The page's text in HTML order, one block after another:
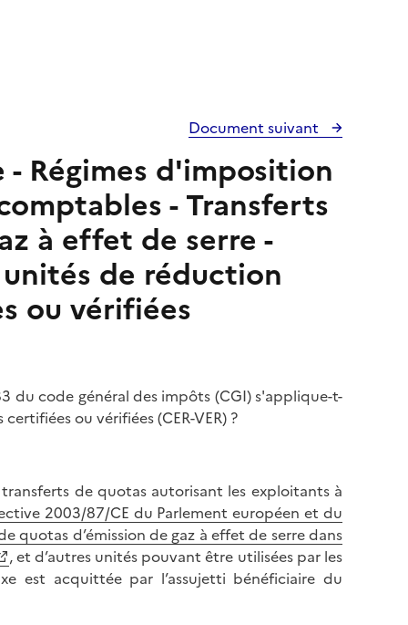
Document suivant
- Régimes d'imposition
- Transferts
à effet de serre -
de réduction
ou vérifiées
code général des impôts (CGI) s'applique-t-
ou vérifiées (CER-VER) ?
transferts de quotas autorisant les exploitants à
2003/87/CE du Parlement européen et du
quotas d’émission de gaz à effet de serre dans
, et d’autres unités pouvant être utilisées par les
est acquittée par l’assujetti bénéficiaire du